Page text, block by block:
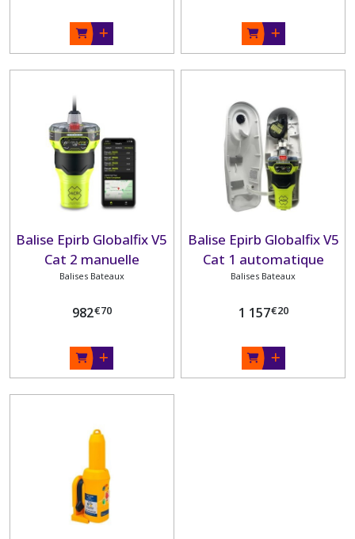
Balise Epirb Globalfix V5
Cat 2 manuelle
Balises Bateaux
982€70
Balise Epirb Globalfix V5
Cat 1 automatique
Balises Bateaux
1 157€20